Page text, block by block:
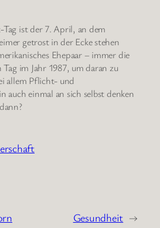
ist der 7. April, an dem
getrost in der Ecke stehen
Ehepaar – immer die
im Jahr 1987, um daran zu
allem Pflicht- und
auch einmal an sich selbst denken
Gesundheit →